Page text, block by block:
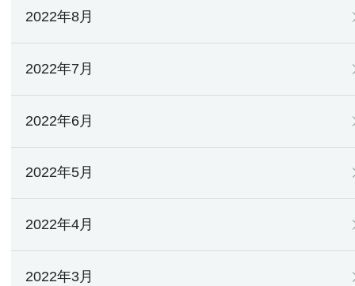
2022年8月
2022年7月
2022年6月
2022年5月
2022年4月
2022年3月